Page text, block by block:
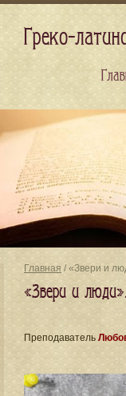
Главная / «Звери и
«Звери и
Преподаватель
Греко-